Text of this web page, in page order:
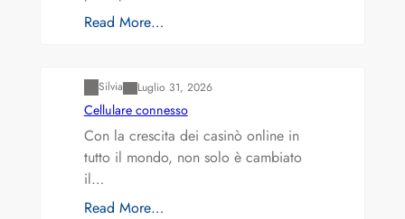
Read More…
Silvia Luglio 31, 2026
Cellulare connesso
Con la crescita dei casinò online in
tutto il mondo, non solo è cambiato
il…
Read More…